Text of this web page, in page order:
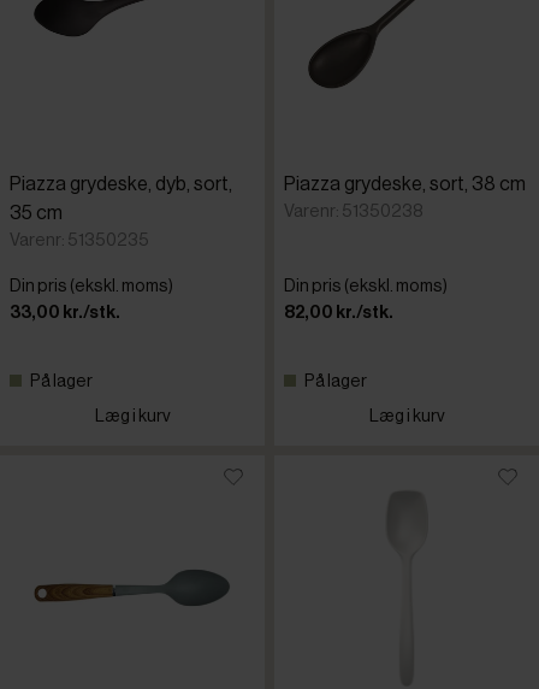
Piazza grydeske, dyb, sort,
35 cm
Varenr: 51350235
Din pris (ekskl. moms)
33,00 kr./stk.
På lager
Læg i kurv
Piazza grydeske, sort, 38 cm
Varenr: 51350238
Din pris (ekskl. moms)
82,00 kr./stk.
På lager
Læg i kurv